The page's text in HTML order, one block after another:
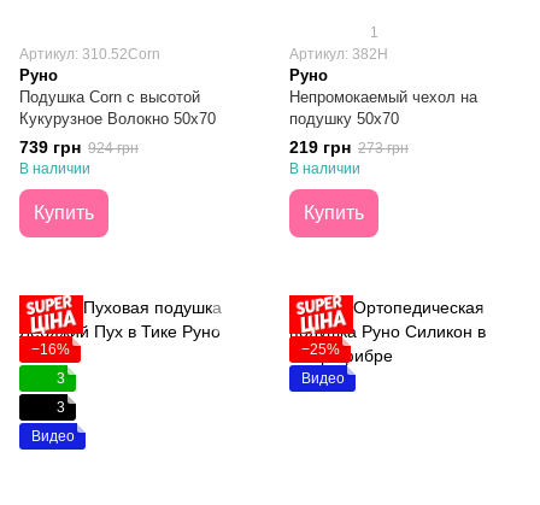
Артикул: 310.52Corn
Руно
Подушка Corn с высотой
Кукурузное Волокно 50х70
739 грн 924 грн
В наличии
Купить
1
Артикул: 382Н
Руно
Непромокаемый чехол на
подушку 50х70
219 грн 273 грн
В наличии
Купить
−16%
3
3
Видео
−25%
Видео